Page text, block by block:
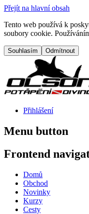
Přejít na hlavní obsah
Tento web používá k
soubory cookie.
Přihlášení
Menu button
Frontend
Domů
Obchod
Novinky
Kurzy
Cesty